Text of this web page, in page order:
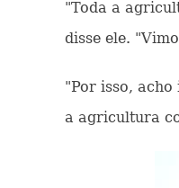
"Toda a
disse ele.
"Por isso,
a agricultura